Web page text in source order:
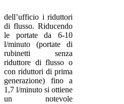
dell’ufficio i riduttori
di flusso. Riducendo
le portate da 6-10
l/minuto (portate di
rubinetti senza
riduttore di flusso o
con riduttori di prima
generazione) fino a
1,7 l/minuto si ottiene
un notevole